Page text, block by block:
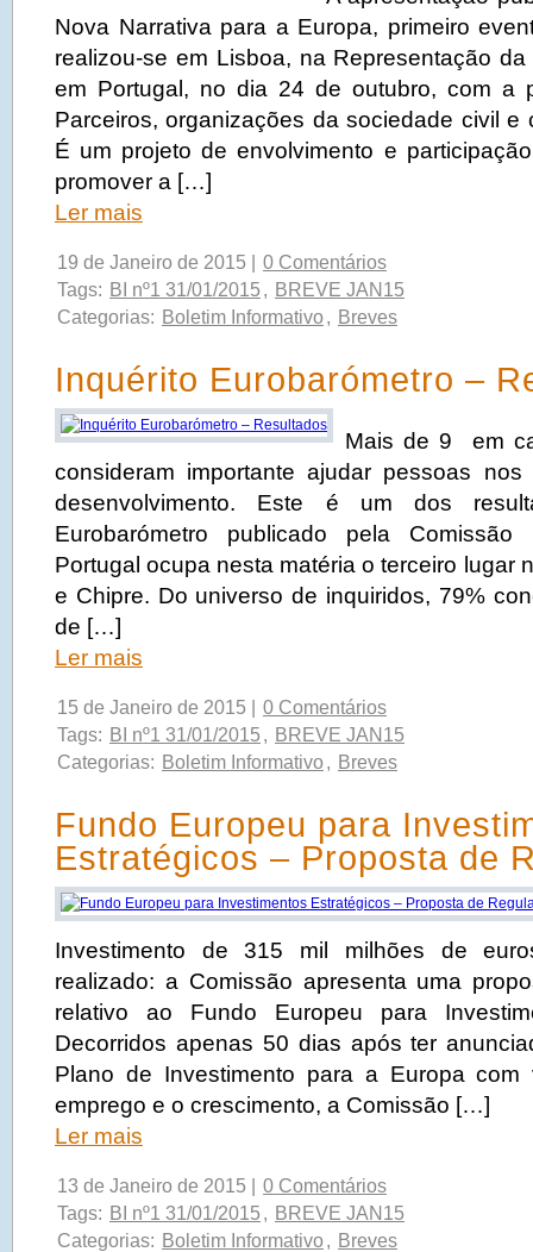
Nova Narrativa para a Europa, primeiro
realizou-se em Lisboa, na Representação
em Portugal, no dia 24 de outubro, com a
Parceiros, organizações da sociedade civil e
É um projeto de envolvimento e
promover a […]
Ler mais
19 de Janeiro de 2015 |
0 Comentários
Tags: BI nº1 31/01/2015 , BREVE JAN15
Categorias: Boletim Informativo, Breves
Inquérito Eurobarómetro –
Mais de 9 em
consideram importante ajudar pessoas
desenvolvimento. Este é um dos
Eurobarómetro publicado pela
Portugal ocupa nesta matéria o terceiro lugar
e Chipre. Do universo de inquiridos, 79%
de […]
Ler mais
15 de Janeiro de 2015 |
0 Comentários
Tags: BI nº1 31/01/2015 , BREVE JAN15
Categorias: Boletim Informativo, Breves
Fundo Europeu para
Estratégicos – Proposta de
Investimento de 315 mil milhões de
realizado: a Comissão apresenta uma
relativo ao Fundo Europeu para
Decorridos apenas 50 dias após ter
Plano de Investimento para a Europa
emprego e o crescimento, a Comissão […]
Ler mais
13 de Janeiro de 2015 |
0 Comentários
Tags: BI nº1 31/01/2015 , BREVE JAN15
Categorias: Boletim Informativo, Breves